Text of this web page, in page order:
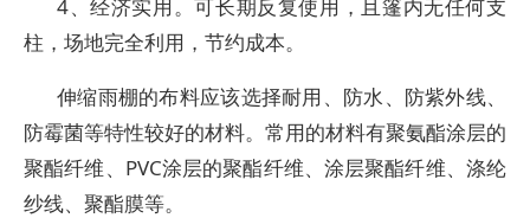
4、经济实用。可长期反复使用，且篷内无任何支
柱，场地完全利用，节约成本。
伸缩雨棚的布料应该选择耐用、防水、防紫外线、
防霉菌等特性较好的材料。常用的材料有聚氨酯涂层的
聚酯纤维、PVC涂层的聚酯纤维、涂层聚酯纤维、涤纶
纱线、聚酯膜等。